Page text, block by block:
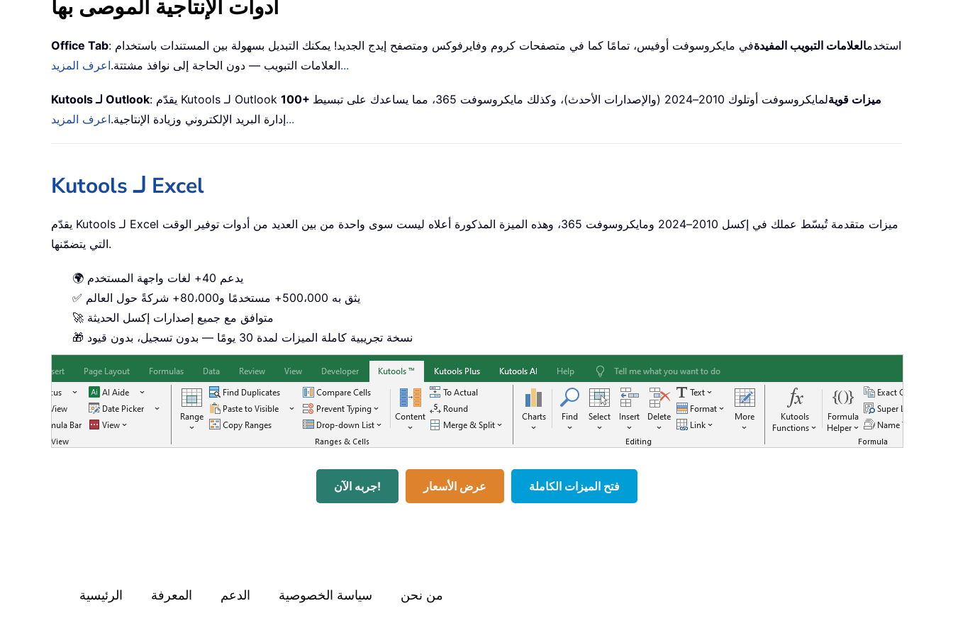
أدوات الإنتاجية الموصى بها
Office Tab : استخدمالعلامات التبويب المفيدةفي مايكروسوفت أوفيس، تمامًا كما في متصفحات كروم وفايرفوكس ومتصفح إيدج الجديد! يمكنك التبديل بسهولة بين المستندات باستخدام
العلامات التبويب — دون الحاجة إلى نوافذ مشتتة.اعرف المزيد...
Kutools لـ Outlook : يقدّم Kutools لـ Outlook 100+ ميزات قوية
لمايكروسوفت أوتلوك 2010–2024 (والإصدارات الأحدث)، وكذلك مايكروسوفت 365، مما يساعدك على تبسيط
إدارة البريد الإلكتروني وزيادة الإنتاجية.اعرف المزيد...
Kutools لـ Excel
يقدّم Kutools لـ Excel ميزات متقدمة تُبسّط عملك في إكسل 2010–2024 ومايكروسوفت 365، وهذه الميزة المذكورة أعلاه ليست سوى واحدة من بين العديد من أدوات توفير الوقت
التي يتضمّنها.
🌍 يدعم 40+ لغات واجهة المستخدم
✅ يثق به 500،000+ مستخدمًا و80،000+ شركةً حول العالم
🚀 متوافق مع جميع إصدارات إكسل الحديثة
🎁 نسخة تجريبية كاملة الميزات لمدة 30 يومًا — بدون تسجيل، بدون قيود
جربه الآن! عرض الأسعار فتح الميزات الكاملة
الرئيسية المعرفة الدعم سياسة الخصوصية من نحن